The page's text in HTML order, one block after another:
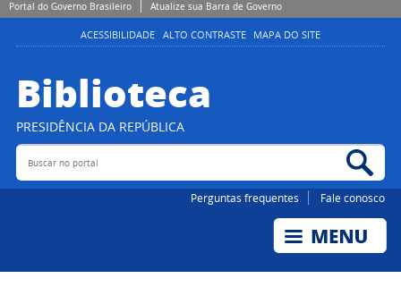
Portal do Governo Brasileiro Atualize sua Barra de Governo
ACESSIBILIDADE ALTO CONTRASTE MAPA DO SITE
Biblioteca
PRESIDÊNCIA DA REPÚBLICA
Buscar no portal
Perguntas frequentes Fale conosco